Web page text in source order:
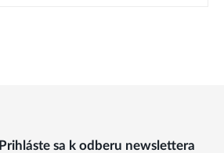
Prihláste sa k odberu newslettera